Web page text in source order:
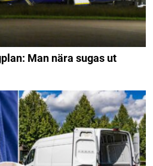
Man nära sugas ut